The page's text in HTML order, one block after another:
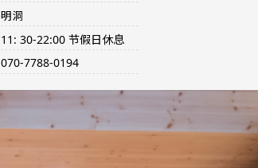
明洞
11: 30-22:00 节假日休息
070-7788-0194